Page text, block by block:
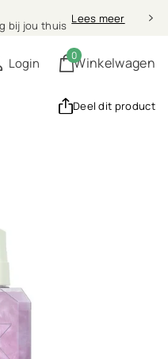
bij jou thuis Lees meer
Login Winkelwagen
0
Deel dit product